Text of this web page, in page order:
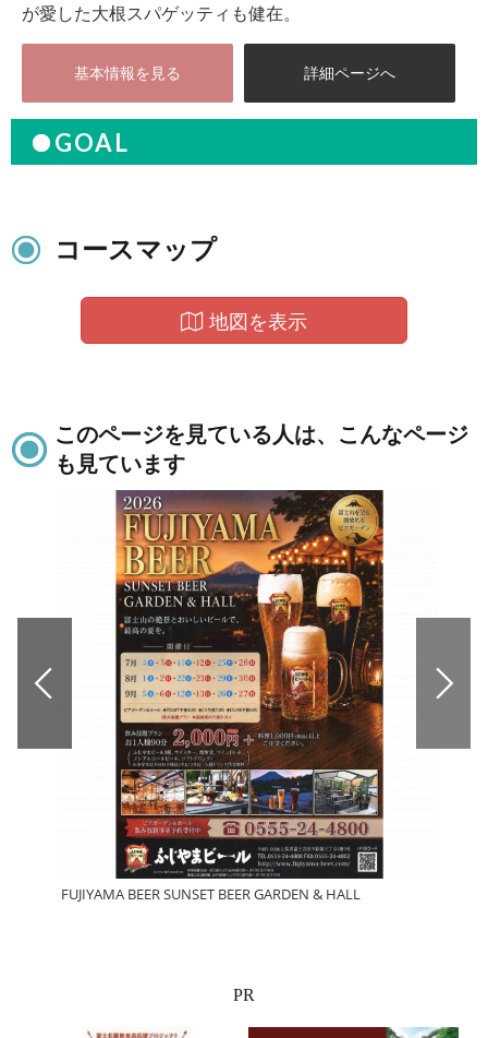
が愛した大根スパゲッティも健在。
基本情報を見る 詳細ページへ
GOAL
コースマップ
地図を表示
このページを見ている人は、こんなページ
も見ています
FUJIYAMA BEER SUNSET BEER GARDEN & HALL
PR